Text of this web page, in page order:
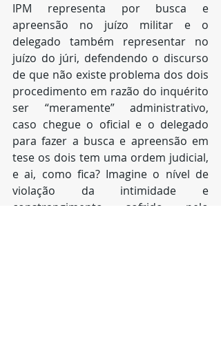
IPM representa por busca e
apreensão no juízo militar e o
delegado também representar no
juízo do júri, defendendo o discurso
de que não existe problema dos dois
procedimento em razão do inquérito
ser “meramente” administrativo,
caso chegue o oficial e o delegado
para fazer a busca e apreensão em
tese os dois tem uma ordem judicial,
e ai, como fica? Imagine o nível de
violação da intimidade e
constrangimento sofrido pelo